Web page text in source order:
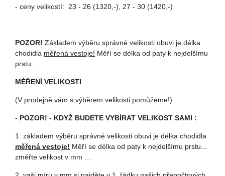
- ceny velikostí: 23 - 26 (1320,-), 27 - 30 (1420,-)
POZOR! Základem výběru správné velikosti obuvi je délka
chodidla měřená vestoje! Měří se délka od paty k nejdelšímu
prstu.
MĚŘENÍ VELIKOSTI
(V prodejně vám s výběrem velikosti pomůžeme!)
- POZOR! - KDYŽ BUDETE VYBÍRAT VELIKOST SAMI :
1. základem výběru správné velikosti obuvi je délka chodidla
měřená vestoje! Měří se délka od paty k nejdelšímu prstu...
změřte velikost v mm ...